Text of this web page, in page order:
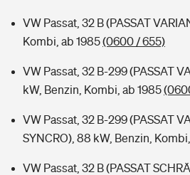
VW Passat, 32 B (PASSAT
Kombi, ab 1985(0600 / 655)
VW Passat, 32 B-299 (PASSAT
kW, Benzin, Kombi, ab 1985
VW Passat, 32 B-299 (PASSAT
SYNCRO), 88 kW, Benzin,
VW Passat, 32 B (PASSAT